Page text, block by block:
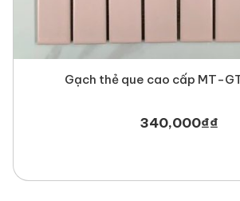
Gạch thẻ que cao cấp MT-
340,000₫₫